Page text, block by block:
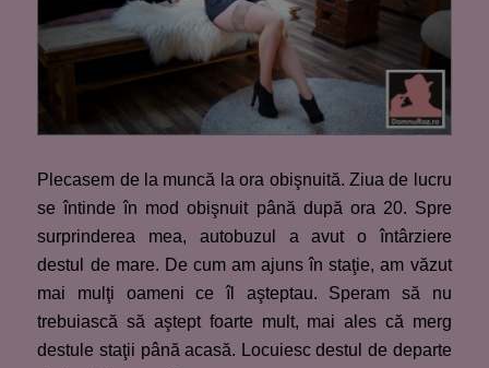
Plecasem de la muncă la ora obişnuită. Ziua de lucru
se întinde în mod obişnuit până după ora 20. Spre
surprinderea mea, autobuzul a avut o întârziere
destul de mare. De cum am ajuns în staţie, am văzut
mai mulţi oameni ce îl aşteptau. Speram să nu
trebuiască să aştept foarte mult, mai ales că merg
destule staţii până acasă. Locuiesc destul de departe